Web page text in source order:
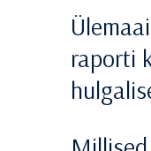
raporti